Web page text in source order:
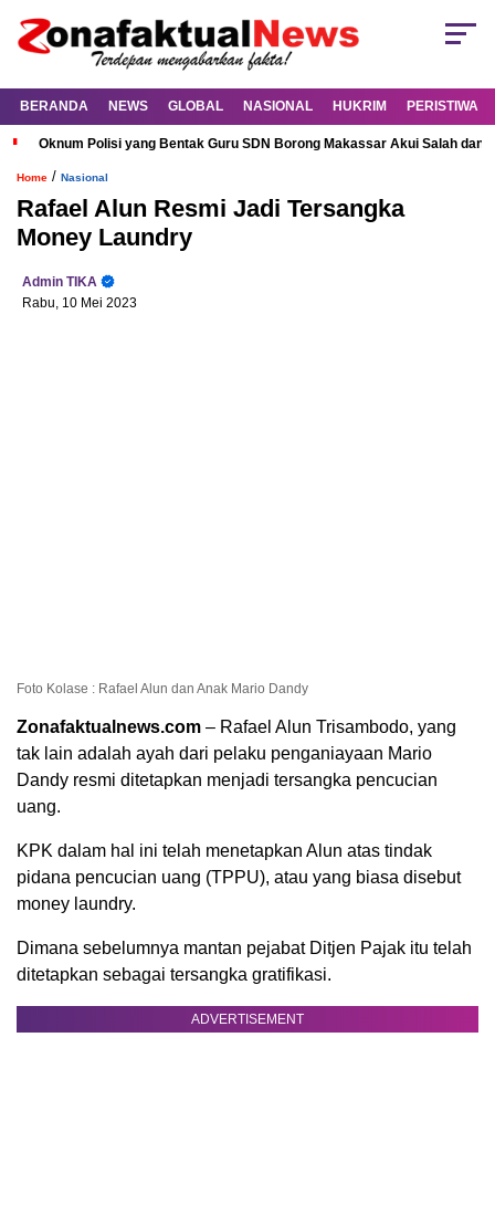
BERANDA NEWS GLOBAL NASIONAL HUKRIM PERISTIWA
Oknum Polisi yang Bentak Guru SDN Borong Makassar Akui Salah dan
Home / Nasional
Rafael Alun Resmi Jadi Tersangka
Money Laundry
Admin TIKA
Rabu, 10 Mei 2023
Foto Kolase : Rafael Alun dan Anak Mario Dandy
Zonafaktualnews.com – Rafael Alun Trisambodo, yang
tak lain adalah ayah dari pelaku penganiayaan Mario
Dandy resmi ditetapkan menjadi tersangka pencucian
uang.
KPK dalam hal ini telah menetapkan Alun atas tindak
pidana pencucian uang (TPPU), atau yang biasa disebut
money laundry.
Dimana sebelumnya mantan pejabat Ditjen Pajak itu telah
ditetapkan sebagai tersangka gratifikasi.
ADVERTISEMENT